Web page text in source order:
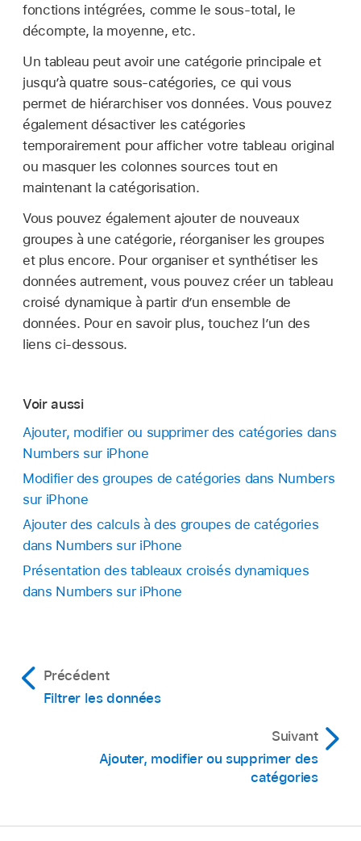
fonctions intégrées, comme le sous-total, le
décompte, la moyenne, etc.
Un tableau peut avoir une catégorie principale et
jusqu’à quatre sous-catégories, ce qui vous
permet de hiérarchiser vos données. Vous pouvez
également désactiver les catégories
temporairement pour afficher votre tableau original
ou masquer les colonnes sources tout en
maintenant la catégorisation.
Vous pouvez également ajouter de nouveaux
groupes à une catégorie, réorganiser les groupes
et plus encore. Pour organiser et synthétiser les
données autrement, vous pouvez créer un tableau
croisé dynamique à partir d’un ensemble de
données. Pour en savoir plus, touchez l’un des
liens ci-dessous.
Voir aussi
Ajouter, modifier ou supprimer des catégories dans
Numbers sur iPhone
Modifier des groupes de catégories dans Numbers
sur iPhone
Ajouter des calculs à des groupes de catégories
dans Numbers sur iPhone
Présentation des tableaux croisés dynamiques
dans Numbers sur iPhone
Précédent
Filtrer les données
Suivant
Ajouter, modifier ou supprimer des
catégories